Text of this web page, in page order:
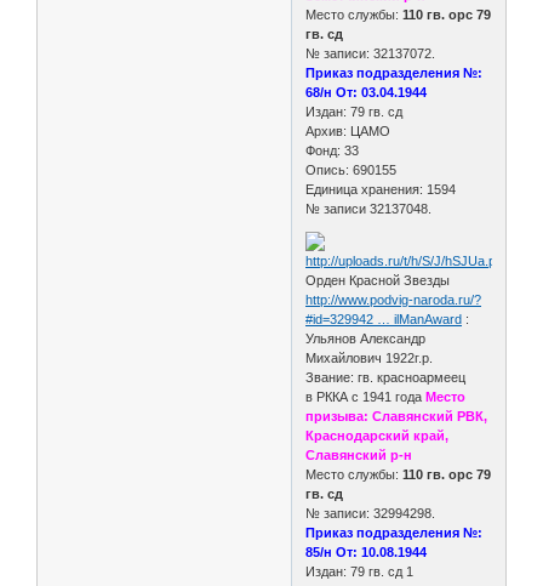
Место службы:110 гв. орс 79
гв. сд
№ записи: 32137072.
Приказ подразделения №:
68/н От: 03.04.1944
Издан: 79 гв. сд
Архив: ЦАМО
Фонд: 33
Опись: 690155
Единица хранения: 1594
№ записи 32137048.
Орден Красной Звезды
http://www.podvig-naroda.ru/?
#id=329942 … ilManAward :
Ульянов Александр
Михайлович 1922г.р.
Звание: гв. красноармеец
в РККА с 1941 годаМесто
призыва: Славянский РВК,
Краснодарский край,
Славянский р-н
Место службы:110 гв. орс 79
гв. сд
№ записи: 32994298.
Приказ подразделения №:
85/н От: 10.08.1944
Издан: 79 гв. сд 1